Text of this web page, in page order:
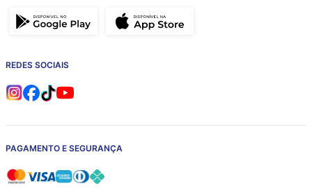
REDES SOCIAIS
PAGAMENTO E SEGURANÇA